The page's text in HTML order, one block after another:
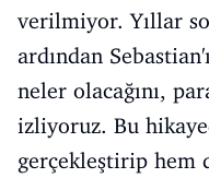
verilmiyor. Yıllar
ardından
neler olacağını,
izliyoruz. Bu
gerçekleştirip hem